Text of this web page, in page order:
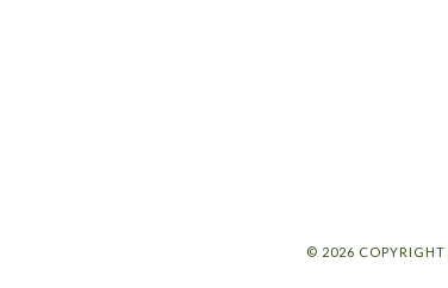
© 2026 COPYRIGHT